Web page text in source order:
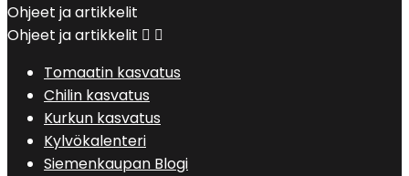
Ohjeet ja artikkelit
Ohjeet ja artikkelit  
Tomaatin kasvatus
Chilin kasvatus
Kurkun kasvatus
Kylvökalenteri
Siemenkaupan Blogi